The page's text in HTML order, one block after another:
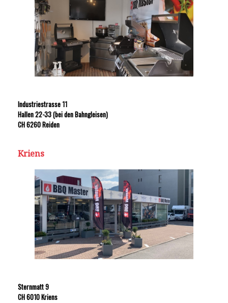
Industriestrasse 11
Hallen 22-33 (bei den Bahngleisen)
CH 6260 Reiden
Kriens
Sternmatt 9
CH 6010 Kriens